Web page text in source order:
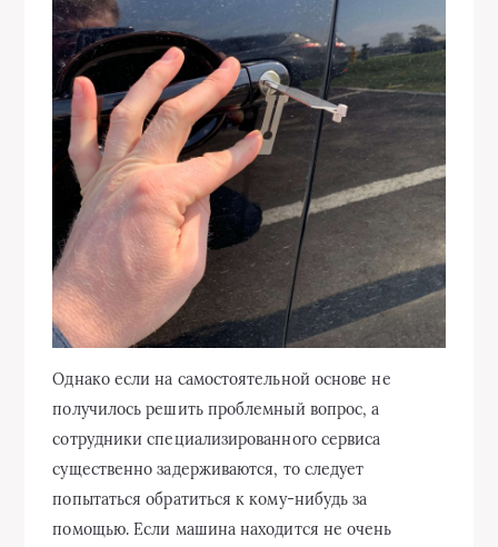
Однако если на самостоятельной основе не
получилось решить проблемный вопрос, а
сотрудники специализированного сервиса
существенно задерживаются, то следует
попытаться обратиться к кому-нибудь за
помощью. Если машина находится не очень